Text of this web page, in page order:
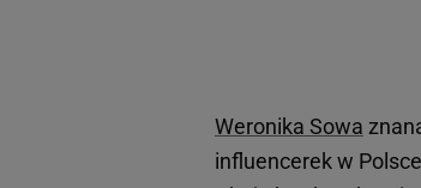
Weronika Sowa
influencerek w